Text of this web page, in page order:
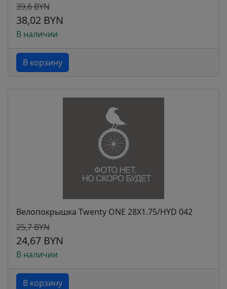
39,6 BYN
38,02 BYN
В наличии
В корзину
Велопокрышка Twenty ONE 28X1.75/HYD 042
25,7 BYN
24,67 BYN
В наличии
В корзину